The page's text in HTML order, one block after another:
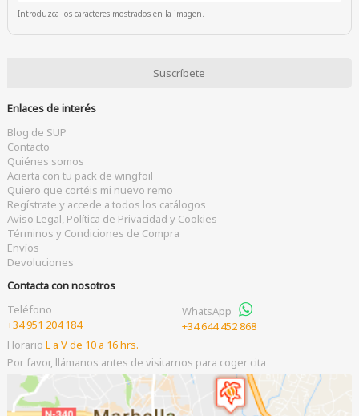
Introduzca los caracteres mostrados en la imagen.
Enlaces de interés
Blog de SUP
Contacto
Quiénes somos
Acierta con tu pack de wingfoil
Quiero que cortéis mi nuevo remo
Regístrate y accede a todos los catálogos
Aviso Legal, Política de Privacidad y Cookies
Términos y Condiciones de Compra
Envíos
Devoluciones
Contacta con nosotros
Teléfono
+34 951 204 184
WhatsApp
+34 644 452 868
Horario L a V de 10 a 16 hrs.
Por favor, llámanos antes de visitarnos para coger cita